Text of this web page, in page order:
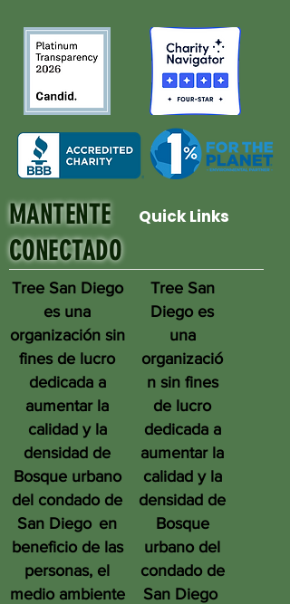
MANTENTE
CONECTADO
Quick Links
Tree San Diego
es una
organización sin
fines de lucro
dedicada a
aumentar la
calidad y la
densidad de
Bosque urbano
del condado de
San Diego en
beneficio de las
personas, el
medio ambiente
Tree San
Diego es
una
organizació
n sin fines
de lucro
dedicada a
aumentar la
calidad y la
densidad de
Bosque
urbano del
condado de
San Diego